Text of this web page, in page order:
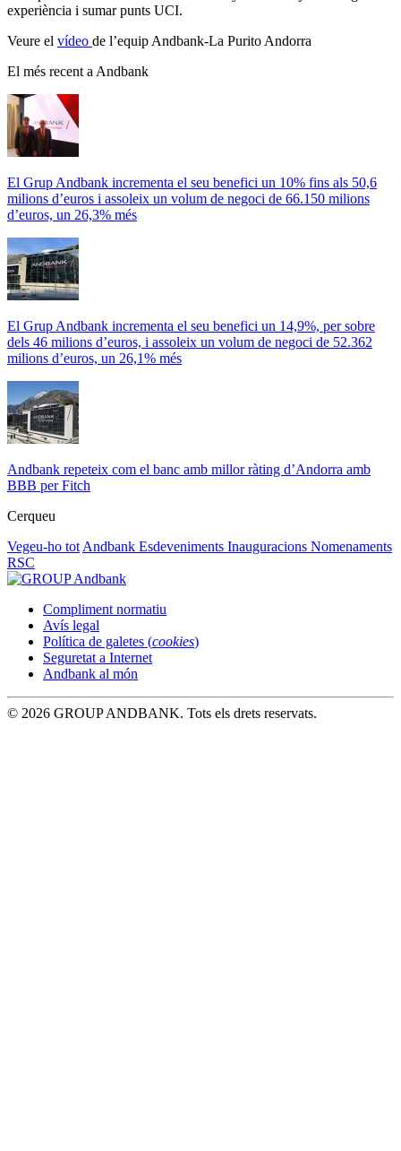
experiència i sumar punts UCI.
Veure el vídeo de l’equip Andbank-La Purito Andorra
El més recent a Andbank
El Grup Andbank incrementa el seu benefici un 10% fins als 50,6
milions d’euros i assoleix un volum de negoci de 66.150 milions
d’euros, un 26,3% més
El Grup Andbank incrementa el seu benefici un 14,9%, per sobre
dels 46 milions d’euros, i assoleix un volum de negoci de 52.362
milions d’euros, un 26,1% més
Andbank repeteix com el banc amb millor ràting d’Andorra amb
BBB per Fitch
Cerqueu
Vegeu-ho tot Andbank Esdeveniments Inauguracions Nomenaments
RSC
Compliment normatiu
Avís legal
Política de galetes (cookies)
Seguretat a Internet
Andbank al món
© 2026 GROUP ANDBANK. Tots els drets reservats.